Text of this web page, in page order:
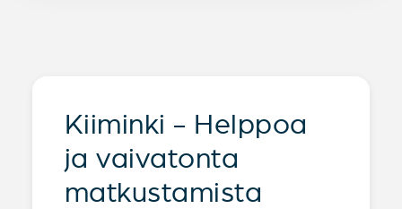
Kiiminki - Helppoa
ja vaivatonta
matkustamista